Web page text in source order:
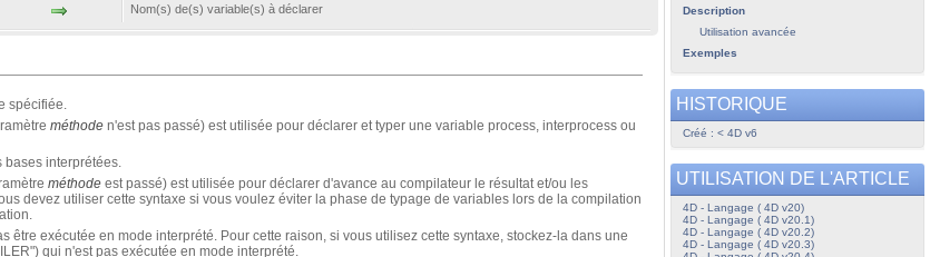
Nom(s) de(s) variable(s) à déclarer
spécifiée.
méthode n'est pas passé) est utilisée pour déclarer et typer une variable process, interprocess ou
bases interprétées.
méthode est passé) est utilisée pour déclarer d'avance au compilateur le résultat et/ou les
devez utiliser cette syntaxe si vous voulez éviter la phase de typage de variables lors de la compilation
être exécutée en mode interprété. Pour cette raison, si vous utilisez cette syntaxe, stockez-la dans une
qui n'est pas exécutée en mode interprété.
Description
Utilisation avancée
Exemples
HISTORIQUE
Créé : < 4D v6
UTILISATION DE L'ARTICLE
4D - Langage ( 4D v20)
4D - Langage ( 4D v20.1)
4D - Langage ( 4D v20.2)
4D - Langage ( 4D v20.3)